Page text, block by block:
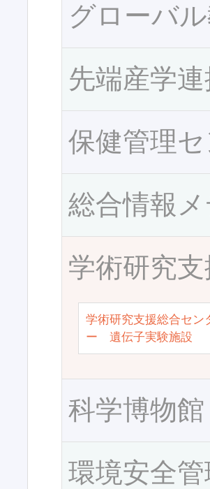
グローバ
先端産学
保健管理
総合情報
学術研究
学術研究支援総合セン
ー 遺伝子実験施設
科学博物館
環境安全